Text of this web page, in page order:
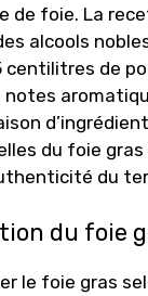
de foie. La
alcools
centilitres de
du foie
du
du foie
le foie gras